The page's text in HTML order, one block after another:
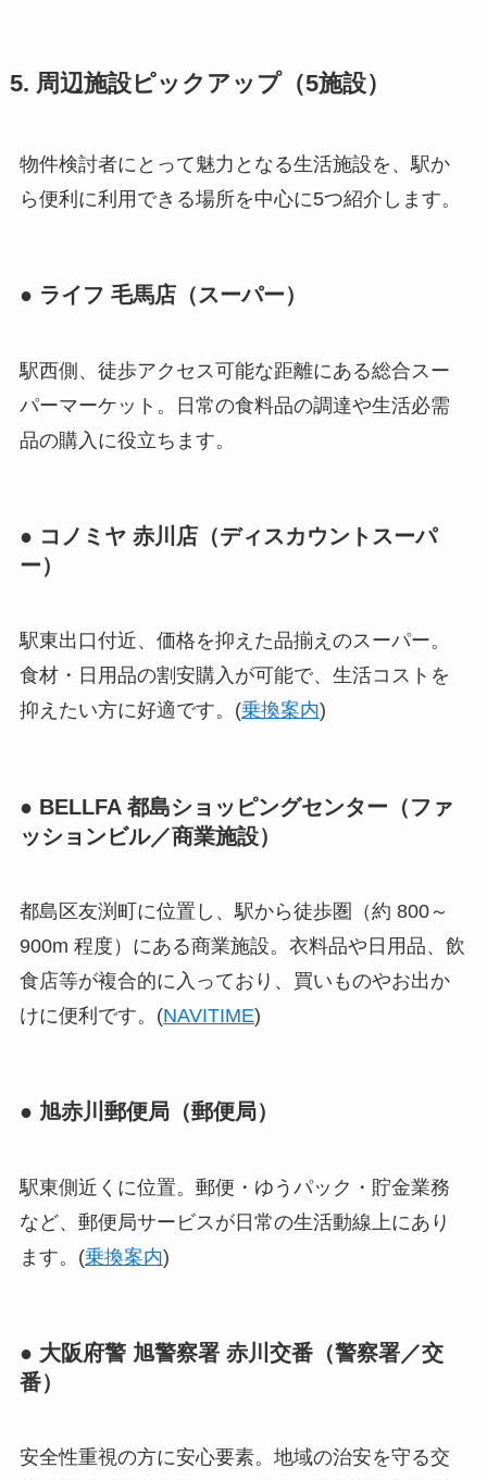
5. 周辺施設ピックアップ（5施設）
物件検討者にとって魅力となる生活施設を、駅か
ら便利に利用できる場所を中心に5つ紹介します。
● ライフ 毛馬店（スーパー）
駅西側、徒歩アクセス可能な距離にある総合スー
パーマーケット。日常の食料品の調達や生活必需
品の購入に役立ちます。
● コノミヤ 赤川店（ディスカウントスーパ
ー）
駅東出口付近、価格を抑えた品揃えのスーパー。
食材・日用品の割安購入が可能で、生活コストを
抑えたい方に好適です。(乗換案内)
● BELLFA 都島ショッピングセンター（ファ
ッションビル／商業施設）
都島区友渕町に位置し、駅から徒歩圏（約 800～
900m 程度）にある商業施設。衣料品や日用品、飲
食店等が複合的に入っており、買いものやお出か
けに便利です。(NAVITIME)
● 旭赤川郵便局（郵便局）
駅東側近くに位置。郵便・ゆうパック・貯金業務
など、郵便局サービスが日常の生活動線上にあり
ます。(乗換案内)
● 大阪府警 旭警察署 赤川交番（警察署／交
番）
安全性重視の方に安心要素。地域の治安を守る交